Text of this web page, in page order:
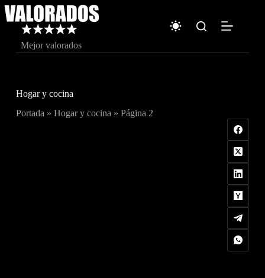
Saltar
al
contenido
Mejor valorados
Hogar y cocina
Portada » Hogar y cocina » Página 2